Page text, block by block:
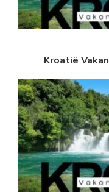
Kroatië